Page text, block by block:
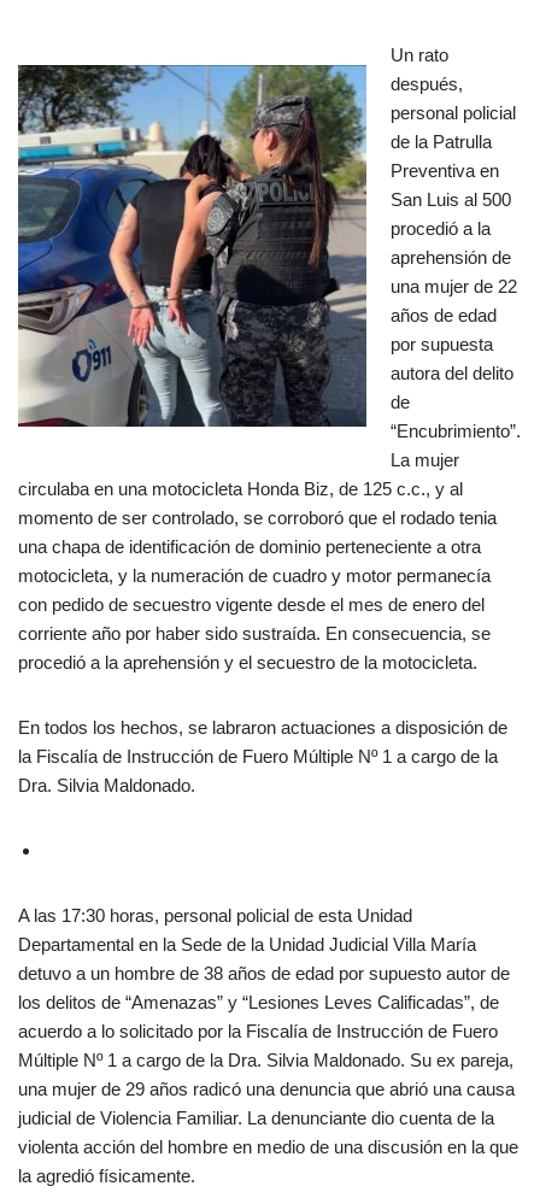
Un rato
después,
personal policial
de la Patrulla
Preventiva en
San Luis al 500
procedió a la
aprehensión de
una mujer de 22
años de edad
por supuesta
autora del delito
de
“Encubrimiento”.
La mujer
circulaba en una motocicleta Honda Biz, de 125 c.c., y al
momento de ser controlado, se corroboró que el rodado tenia
una chapa de identificación de dominio perteneciente a otra
motocicleta, y la numeración de cuadro y motor permanecía
con pedido de secuestro vigente desde el mes de enero del
corriente año por haber sido sustraída. En consecuencia, se
procedió a la aprehensión y el secuestro de la motocicleta.
En todos los hechos, se labraron actuaciones a disposición de
la Fiscalía de Instrucción de Fuero Múltiple Nº 1 a cargo de la
Dra. Silvia Maldonado.
A las 17:30 horas, personal policial de esta Unidad
Departamental en la Sede de la Unidad Judicial Villa María
detuvo a un hombre de 38 años de edad por supuesto autor de
los delitos de “Amenazas” y “Lesiones Leves Calificadas”, de
acuerdo a lo solicitado por la Fiscalía de Instrucción de Fuero
Múltiple Nº 1 a cargo de la Dra. Silvia Maldonado. Su ex pareja,
una mujer de 29 años radicó una denuncia que abrió una causa
judicial de Violencia Familiar. La denunciante dio cuenta de la
violenta acción del hombre en medio de una discusión en la que
la agredió físicamente.